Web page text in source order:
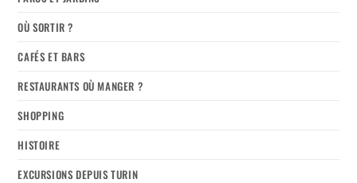
OÙ SORTIR ?
CAFÉS ET BARS
RESTAURANTS OÙ MANGER ?
SHOPPING
HISTOIRE
EXCURSIONS DEPUIS TURIN